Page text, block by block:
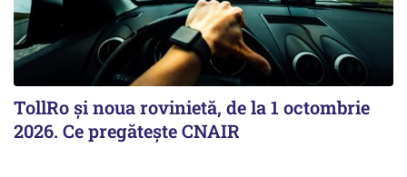
TollRo şi noua rovinietă, de la 1 octombrie
2026. Ce pregăteşte CNAIR